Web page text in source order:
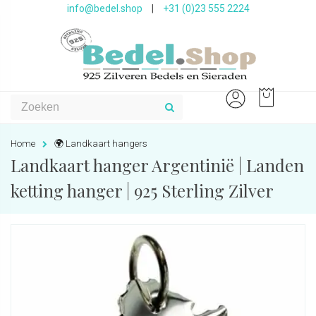
info@bedel.shop +31 (0)23 555 2224
Home 🌍 Landkaart hangers
Landkaart hanger Argentinië | Landen
ketting hanger | 925 Sterling Zilver